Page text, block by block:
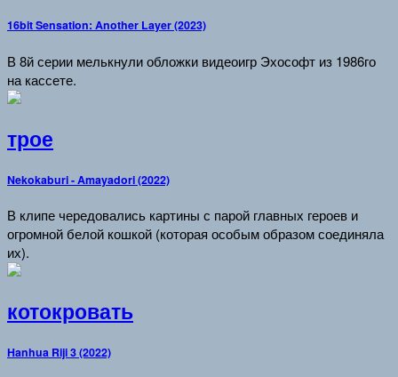
16bit Sensation: Another Layer (2023)
В 8й серии мелькнули обложки видеоигр Эхософт из 1986го
на кассете.
трое
Nekokaburi - Amayadori (2022)
В клипе чередовались картины с парой главных героев и
огромной белой кошкой (которая особым образом соединяла
их).
котокровать
Hanhua Riji 3 (2022)